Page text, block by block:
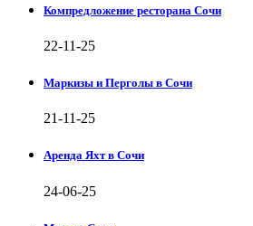
Компредложение ресторана Сочи
22-11-25
Маркизы и Перголы в Сочи
21-11-25
Аренда Яхт в Сочи
24-06-25